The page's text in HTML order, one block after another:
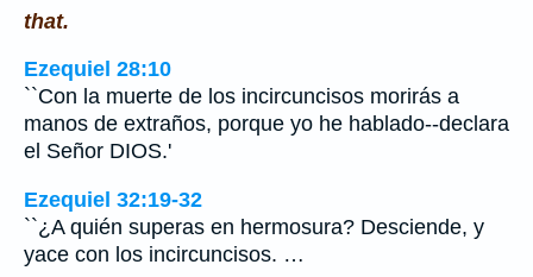
that.
Ezequiel 28:10
``Con la muerte de los incircuncisos morirás a
manos de extraños, porque yo he hablado--declara
el Señor DIOS.'
Ezequiel 32:19-32
``¿A quién superas en hermosura? Desciende, y
yace con los incircuncisos. …